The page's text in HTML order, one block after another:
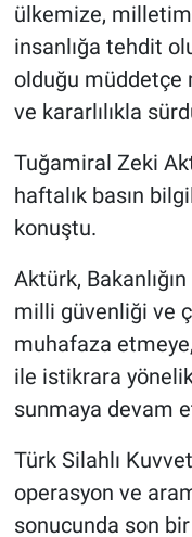
ülkemize,
insanlığa tehdit
olduğu müddetçe
ve kararlılıkla
Tuğamiral Zeki
haftalık basın
konuştu.
Aktürk,
milli güvenliği ve
muhafaza
ile istikrara
sunmaya devam
Türk Silahlı
operasyon ve
sonucunda son